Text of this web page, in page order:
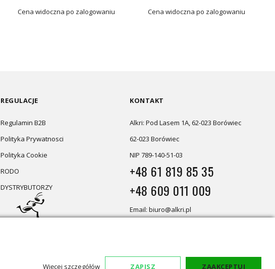
Cena widoczna po zalogowaniu Cena widoczna po zalogowaniu
REGULACJE
Regulamin B2B
Polityka Prywatnosci
Polityka Cookie
RODO
DYSTRYBUTORZY
KONTAKT
Alkri: Pod Lasem 1A, 62-023 Borówiec
62-023 Borówiec
NIP 789-140-51-03
+48 61 819 85 35
+48 609 011 009
Email: biuro@alkri.pl
Więcej szczegółów ZAPISZ ZAAKCEPTUJ